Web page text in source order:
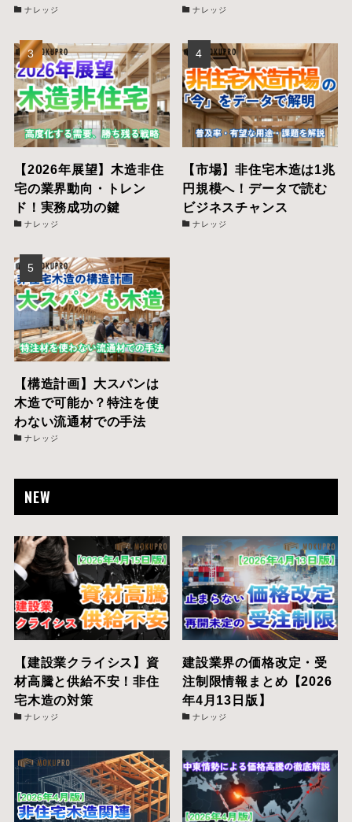
ナレッジ ナレッジ
【2026年展望】木造非住
宅の業界動向・トレン
ド！実務成功の鍵
ナレッジ
【市場】非住宅木造は1兆
円規模へ！データで読む
ビジネスチャンス
ナレッジ
【構造計画】大スパンは
木造で可能か？特注を使
わない流通材での手法
ナレッジ
NEW
【建設業クライシス】資
材高騰と供給不安！非住
宅木造の対策
ナレッジ
建設業界の価格改定・受
注制限情報まとめ【2026
年4月13日版】
ナレッジ